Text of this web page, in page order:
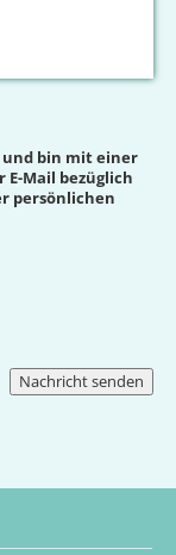
bin mit einer
Mail bezüglich
persönlichen